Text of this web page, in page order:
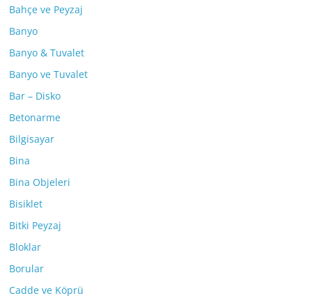
Bahçe ve Peyzaj
Banyo
Banyo & Tuvalet
Banyo ve Tuvalet
Bar – Disko
Betonarme
Bilgisayar
Bina
Bina Objeleri
Bisiklet
Bitki Peyzaj
Bloklar
Borular
Cadde ve Köprü